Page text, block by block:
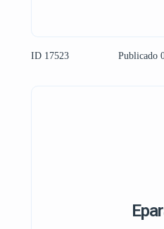
ID 17523 Publicado